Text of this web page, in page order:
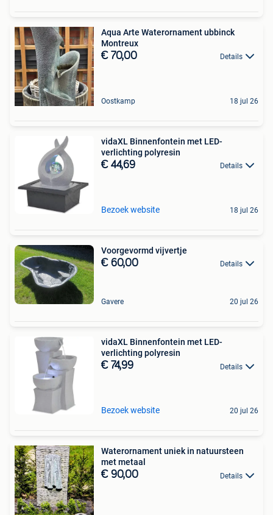
Aqua Arte Waterornament ubbinck
Montreux
€ 70,00 Details
Oostkamp 18 jul 26
vidaXL Binnenfontein met LED-
verlichting polyresin
€ 44,69 Details
Bezoek website 18 jul 26
Voorgevormd vijvertje
€ 60,00 Details
Gavere 20 jul 26
vidaXL Binnenfontein met LED-
verlichting polyresin
€ 74,99 Details
Bezoek website 20 jul 26
Waterornament uniek in natuursteen
met metaal
€ 90,00 Details